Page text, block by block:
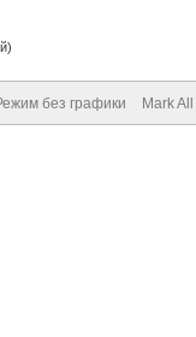
без графики Mark